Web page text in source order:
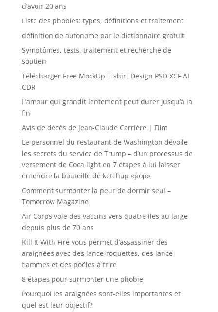
d’avoir 20 ans
Liste des phobies: types, définitions et traitement
définition de autonome par le dictionnaire gratuit
Symptômes, tests, traitement et recherche de
soutien
Télécharger Free MockUp T-shirt Design PSD XCF AI
CDR
L’amour qui grandit lentement peut durer jusqu’à la
fin
Avis de décès de Jean-Claude Carrière | Film
Le personnel du restaurant de Washington dévoile
les secrets du service de Trump – d’un processus de
versement de Coca light en 7 étapes à lui laisser
entendre la bouteille de ketchup «pop»
Comment surmonter la peur de dormir seul –
Tomorrow Magazine
Air Corps vole des vaccins vers quatre îles au large
depuis plus de 70 ans
Kill It With Fire vous permet d’assassiner des
araignées avec des lance-roquettes, des lance-
flammes et des poêles à frire
8 étapes pour surmonter une phobie
Pourquoi les araignées sont-elles importantes et
quel est leur objectif?